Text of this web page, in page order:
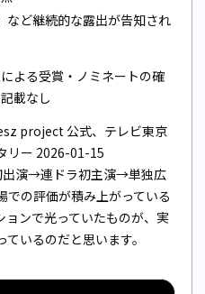
ど継続的な露出が告知され
よる受賞・ノミネートの確
載なし
project 公式、 テレビ東京
リー 2026-01-15
出演→連ドラ初主演→単独広
での評価が積み上がっている
ョンで光っていたものが、実
いるのだと思います。